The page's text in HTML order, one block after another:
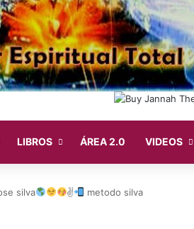
LIBROS ÁREA 2.0 VIDEOS
silva ✌ metodo silva